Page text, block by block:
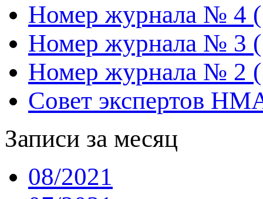
Номер журнала № 4
Номер журнала № 3
Номер журнала № 2
Совет экспертов
Записи за месяц
08/2021